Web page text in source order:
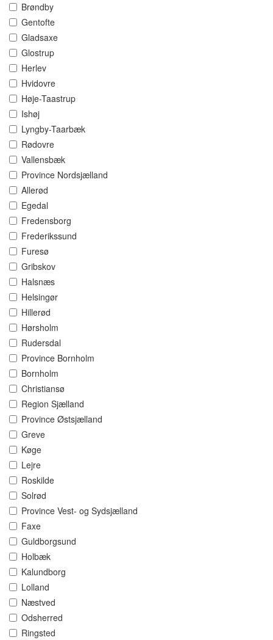
Brøndby
Gentofte
Gladsaxe
Glostrup
Herlev
Hvidovre
Høje-Taastrup
Ishøj
Lyngby-Taarbæk
Rødovre
Vallensbæk
Province Nordsjælland
Allerød
Egedal
Fredensborg
Frederikssund
Furesø
Gribskov
Halsnæs
Helsingør
Hillerød
Hørsholm
Rudersdal
Province Bornholm
Bornholm
Christiansø
Region Sjælland
Province Østsjælland
Greve
Køge
Lejre
Roskilde
Solrød
Province Vest- og Sydsjælland
Faxe
Guldborgsund
Holbæk
Kalundborg
Lolland
Næstved
Odsherred
Ringsted